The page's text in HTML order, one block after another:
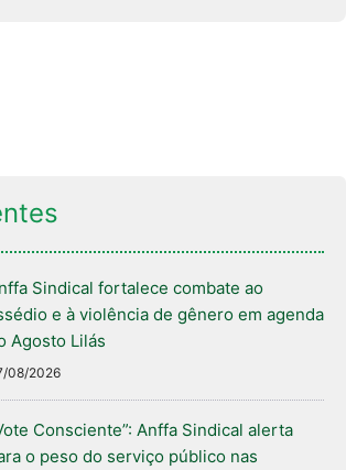
Sindical fortalece combate ao
e à violência de gênero em agenda
Agosto Lilás
08/2026
Consciente”: Anffa Sindical alerta
o peso do serviço público nas